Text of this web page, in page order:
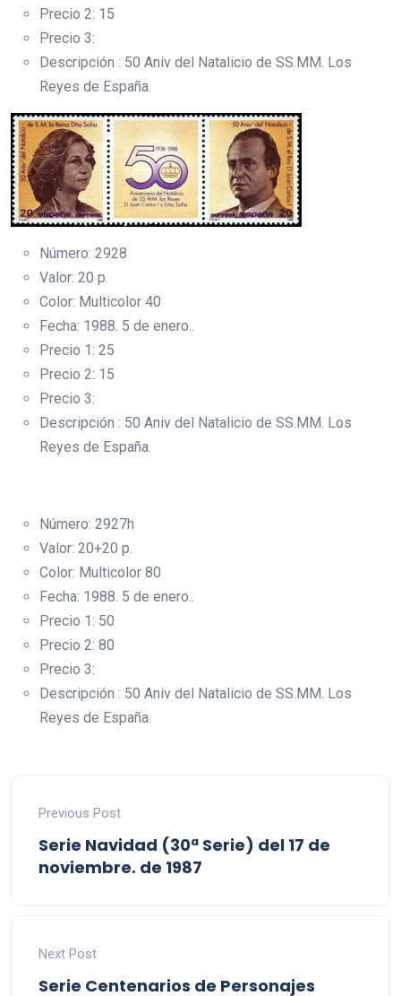
Precio 2: 15
Precio 3:
Descripción : 50 Aniv del Natalicio de SS.MM. Los
Reyes de España.
Número: 2928
Valor: 20 p.
Color: Multicolor 40
Fecha: 1988. 5 de enero..
Precio 1: 25
Precio 2: 15
Precio 3:
Descripción : 50 Aniv del Natalicio de SS.MM. Los
Reyes de España.
Número: 2927h
Valor: 20+20 p.
Color: Multicolor 80
Fecha: 1988. 5 de enero..
Precio 1: 50
Precio 2: 80
Precio 3:
Descripción : 50 Aniv del Natalicio de SS.MM. Los
Reyes de España.
Previous Post
Serie Navidad (30ª Serie) del 17 de
noviembre. de 1987
Next Post
Serie Centenarios de Personajes